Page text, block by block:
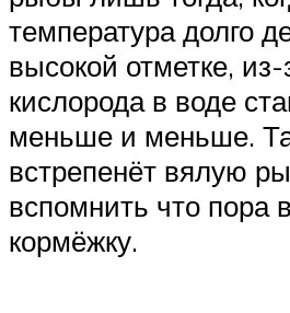
температура долго
высокой отметке, из-
кислорода в воде
меньше и меньше.
встрепенёт вялую
вспомнить что пора
кормёжку.